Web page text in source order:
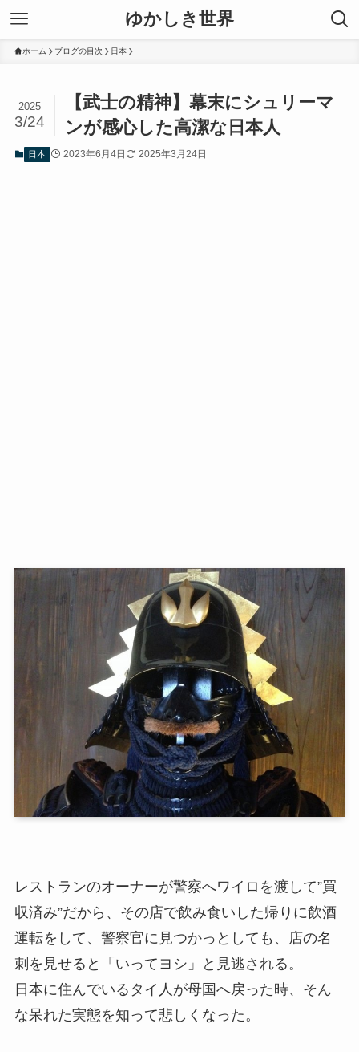
ゆかしき世界
ホーム ブログの目次 日本
【武士の精神】幕末にシュリーマ
ンが感心した高潔な日本人
2025
3/24
日本 2023年6月4日 2025年3月24日
レストランのオーナーが警察へワイロを渡して”買
収済み”だから、その店で飲み食いした帰りに飲酒
運転をして、警察官に見つかっとしても、店の名
刺を見せると「いってヨシ」と見逃される。
日本に住んでいるタイ人が母国へ戻った時、そん
な呆れた実態を知って悲しくなった。